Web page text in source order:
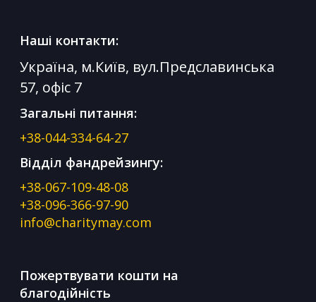
Наші контакти:
Україна, м.Київ, вул.Предславинська
57, офіс 7
Загальні питання:
+38-044-334-64-27
Відділ фандрейзингу:
+38-067-109-48-08
+38-096-366-97-90
info@charitymay.com
Пожертвувати кошти на
благодійність